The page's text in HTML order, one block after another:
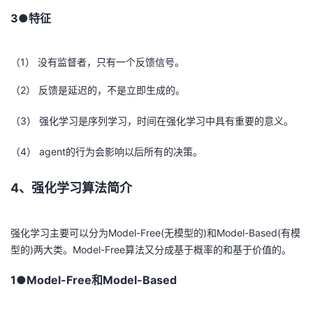
3●特征
（1） 没有监督者，只有一个反馈信号。
（2） 反馈是延迟的，不是立即生成的。
（3） 强化学习是序列学习，时间在强化学习中具有重要的意义。
（4） agent的行为会影响以后所有的决策。
4、强化学习算法简介
强化学习主要可以分为Model-Free(无模型的)和Model-Based(有模
型的)两大类。Model-Free算法又分成基于概率的和基于价值的。
1●Model-Free和Model-Based